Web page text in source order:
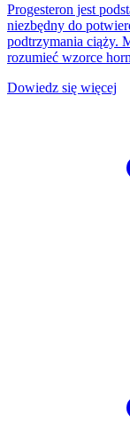
Progesteron jest
niezbędny do
podtrzymania ciąży.
rozumieć wzorce
Dowiedz się więcej